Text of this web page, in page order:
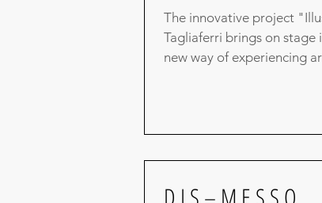
The innovative project
Tagliaferri brings on stage
new way of experiencing